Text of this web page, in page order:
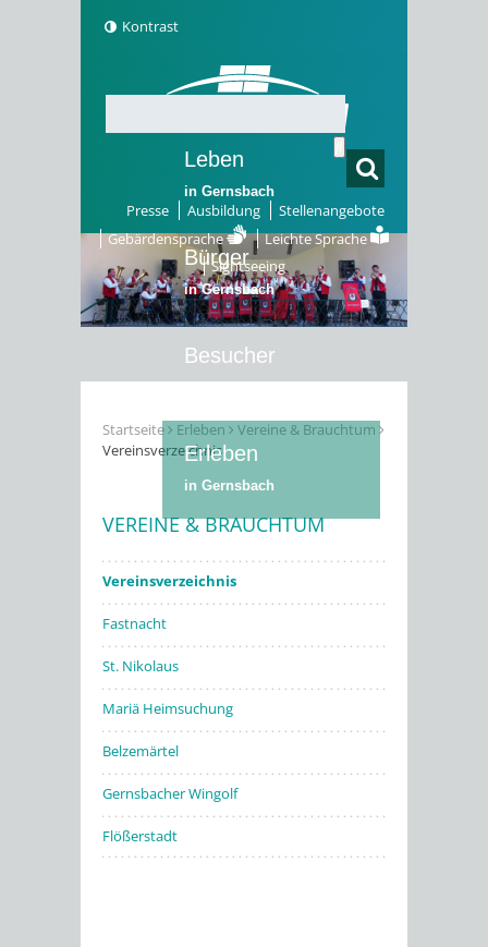
Kontrast
Presse Ausbildung
Stellenangebote
Gebärdensprache
Leichte Sprache
Sightseeing
Leben
in Gernsbach
Bürger
in Gernsbach
Besucher
Erleben
in Gernsbach
Startseite Erleben
Vereine & Brauchtum
Vereinsverzeichnis
VEREINE & BRAUCHTUM
Vereinsverzeichnis
Fastnacht
St. Nikolaus
Mariä Heimsuchung
Belzemärtel
Gernsbacher Wingolf
Flößerstadt